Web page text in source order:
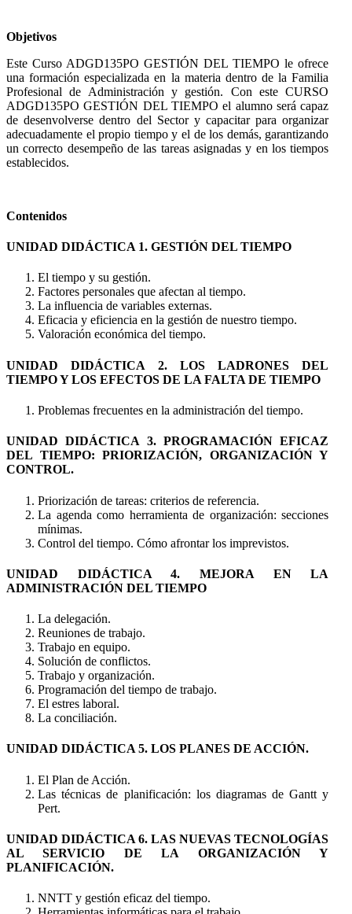
Objetivos
Este Curso ADGD135PO GESTIÓN DEL TIEMPO le ofrece
una formación especializada en la materia dentro de la Familia
Profesional de Administración y gestión. Con este CURSO
ADGD135PO GESTIÓN DEL TIEMPO el alumno será capaz
de desenvolverse dentro del Sector y capacitar para organizar
adecuadamente el propio tiempo y el de los demás, garantizando
un correcto desempeño de las tareas asignadas y en los tiempos
establecidos.
Contenidos
UNIDAD DIDÁCTICA 1. GESTIÓN DEL TIEMPO
El tiempo y su gestión.
Factores personales que afectan al tiempo.
La influencia de variables externas.
Eficacia y eficiencia en la gestión de nuestro tiempo.
Valoración económica del tiempo.
UNIDAD DIDÁCTICA 2. LOS LADRONES DEL
TIEMPO Y LOS EFECTOS DE LA FALTA DE TIEMPO
Problemas frecuentes en la administración del tiempo.
UNIDAD DIDÁCTICA 3. PROGRAMACIÓN EFICAZ
DEL TIEMPO: PRIORIZACIÓN, ORGANIZACIÓN Y
CONTROL.
Priorización de tareas: criterios de referencia.
La agenda como herramienta de organización: secciones
mínimas.
Control del tiempo. Cómo afrontar los imprevistos.
UNIDAD DIDÁCTICA 4. MEJORA EN LA
ADMINISTRACIÓN DEL TIEMPO
La delegación.
Reuniones de trabajo.
Trabajo en equipo.
Solución de conflictos.
Trabajo y organización.
Programación del tiempo de trabajo.
El estres laboral.
La conciliación.
UNIDAD DIDÁCTICA 5. LOS PLANES DE ACCIÓN.
El Plan de Acción.
Las técnicas de planificación: los diagramas de Gantt y
Pert.
UNIDAD DIDÁCTICA 6. LAS NUEVAS TECNOLOGÍAS
AL SERVICIO DE LA ORGANIZACIÓN Y
PLANIFICACIÓN.
NNTT y gestión eficaz del tiempo.